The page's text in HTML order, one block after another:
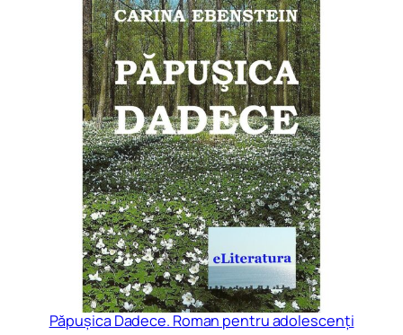
Păpușica Dadece. Roman pentru adolescenți